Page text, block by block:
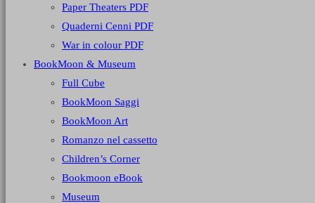
Paper Theaters PDF
Quaderni Cenni PDF
War in colour PDF
BookMoon & Museum
Full Cube
BookMoon Saggi
BookMoon Art
Romanzo nel cassetto
Children’s Corner
Bookmoon eBook
Museum